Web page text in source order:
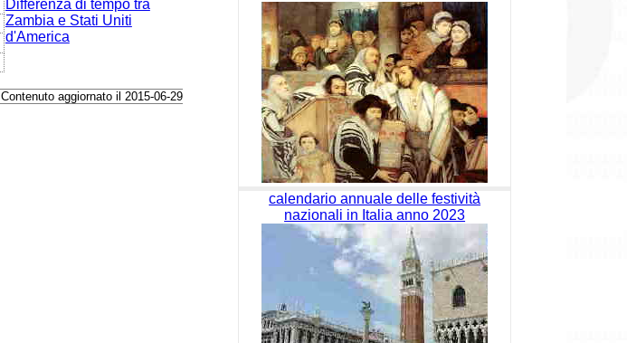
Differenza di tempo tra
Zambia e Stati Uniti
d'America
Contenuto aggiornato il 2015-06-29
calendario annuale delle festività
nazionali in Italia anno 2023